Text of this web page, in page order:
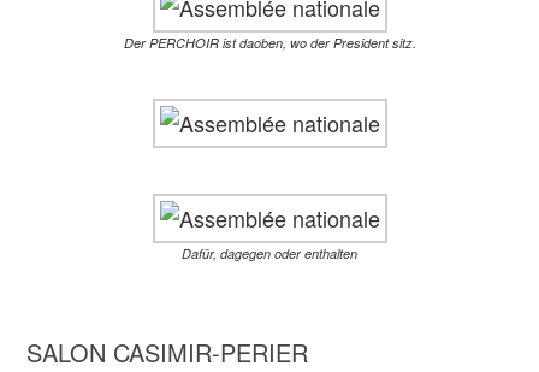
Der PERCHOIR ist daoben, wo der President sitz.
Dafür, dagegen oder enthalten
SALON CASIMIR-PERIER